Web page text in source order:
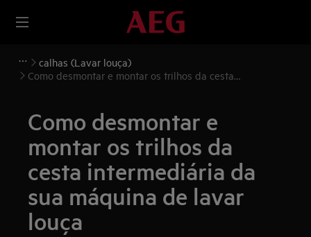
calhas (Lavar louça)
Como desmontar e montar os trilhos da cesta
Como desmontar e
montar os trilhos da
cesta intermediária da
sua máquina de lavar
louça